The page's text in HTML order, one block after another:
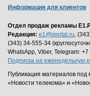
Информация для клиентов
Отдел продаж рекламы
Редакция: e1@iportal.ru,
(343) 34-555-34
WhatsApp, Viber, Telegram:
Подписка на еженедельную
Публикация материалов
«Новости телекома» и